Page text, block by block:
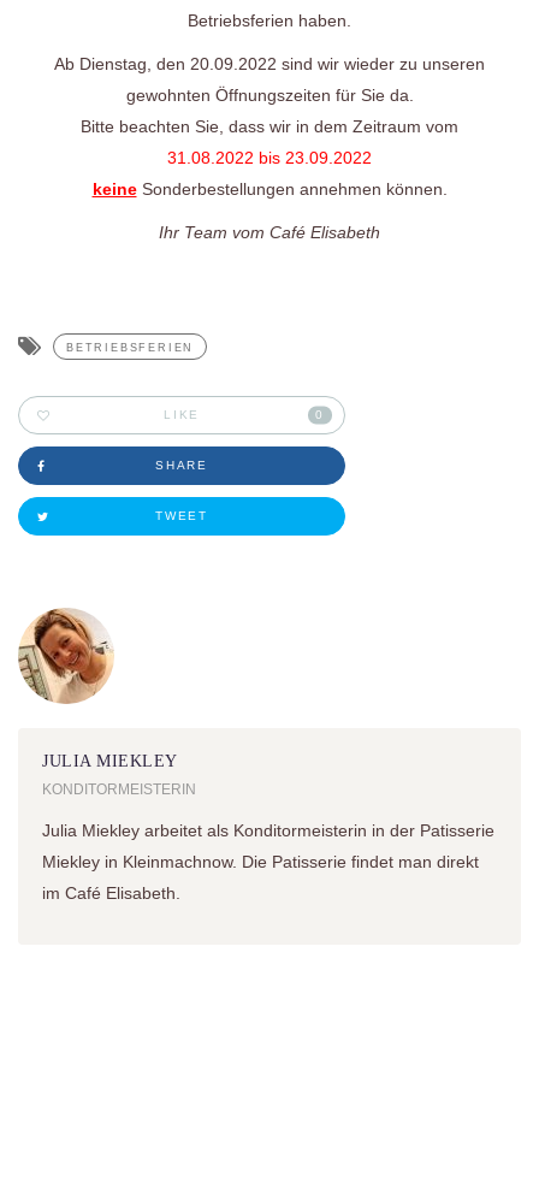
Betriebsferien haben.
Ab Dienstag, den 20.09.2022 sind wir wieder zu unseren
gewohnten Öffnungszeiten für Sie da.
Bitte beachten Sie, dass wir in dem Zeitraum vom
31.08.2022 bis 23.09.2022
keineSonderbestellungen annehmen können.
Ihr Team vom Café Elisabeth
BETRIEBSFERIEN
LIKE 0
SHARE
TWEET
JULIA MIEKLEY
KONDITORMEISTERIN
Julia Miekley arbeitet als Konditormeisterin in der Patisserie
Miekley in Kleinmachnow. Die Patisserie findet man direkt
im Café Elisabeth.